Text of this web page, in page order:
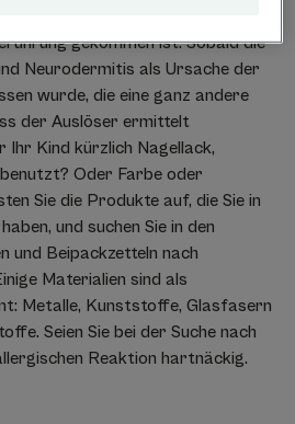
gekommen ist. Sobald die
Neurodermitis als Ursache der
wurde, die eine ganz andere
der Auslöser ermittelt
Ihr Kind kürzlich Nagellack,
Oder Farbe oder
Sie die Produkte auf, die Sie in
und suchen Sie in den
und Beipackzetteln nach
Materialien sind als
Metalle, Kunststoffe, Glasfasern
Seien Sie bei der Suche nach
Reaktion hartnäckig.